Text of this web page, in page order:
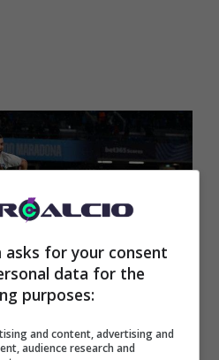
asks for your consent
data for the
purposes:
and content, advertising and
audience research and